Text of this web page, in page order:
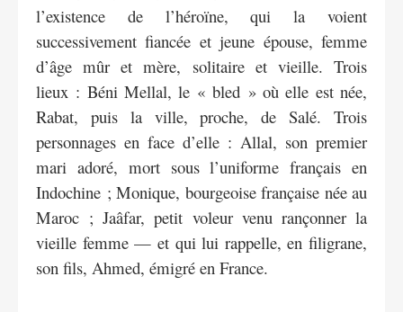
l’existence de l’héroïne, qui la voient
successivement fiancée et jeune épouse, femme
d’âge mûr et mère, solitaire et vieille. Trois
lieux : Béni Mellal, le « bled » où elle est née,
Rabat, puis la ville, proche, de Salé. Trois
personnages en face d’elle : Allal, son premier
mari adoré, mort sous l’uniforme français en
Indochine ; Monique, bourgeoise française née au
Maroc ; Jaâfar, petit voleur venu rançonner la
vieille femme — et qui lui rappelle, en filigrane,
son fils, Ahmed, émigré en France.